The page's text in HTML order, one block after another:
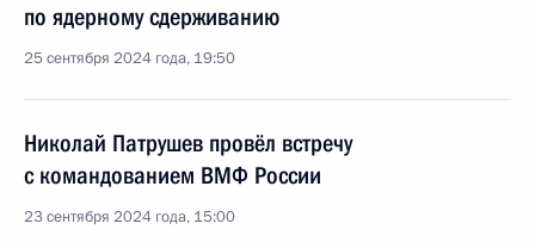
по ядерному сдерживанию
25 сентября 2024 года, 19:50
Николай Патрушев провёл встречу
с командованием ВМФ России
23 сентября 2024 года, 15:00